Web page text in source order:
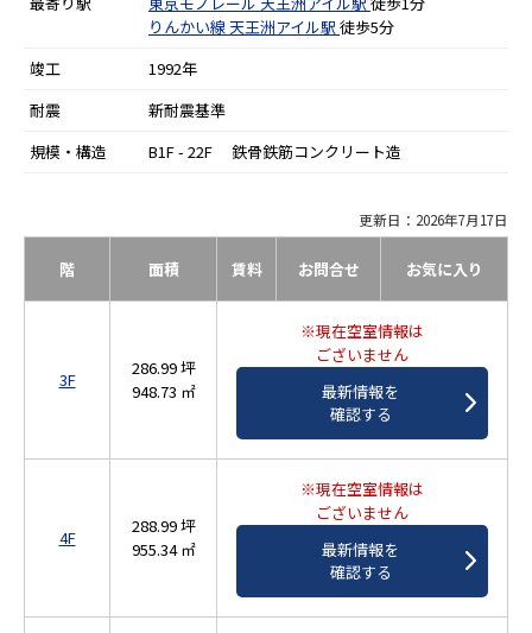
りんかい線天王洲アイル駅 徒歩5分
竣工
1992年
耐震
新耐震基準
規模・構造
B1F - 22F 鉄骨鉄筋コンクリート造
更新日：2026年7月17日
階 面積 賃料 お問合せ お気に入り
3F
286.99 坪
948.73 ㎡
※現在空室情報は
ございません
最新情報を
確認する
4F
288.99 坪
955.34 ㎡
※現在空室情報は
ございません
最新情報を
確認する